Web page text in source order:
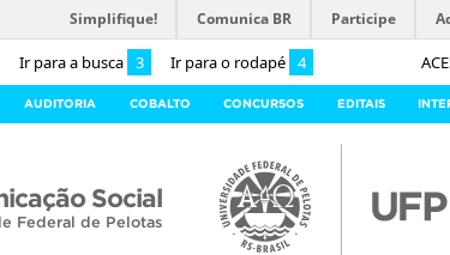
Ir para a busca 3 Ir para o rodapé 4
Simplifique! Comunica BR Participe
AUDITORIA COBALTO CONCURSOS EDITAIS
Social
Federal de Pelotas